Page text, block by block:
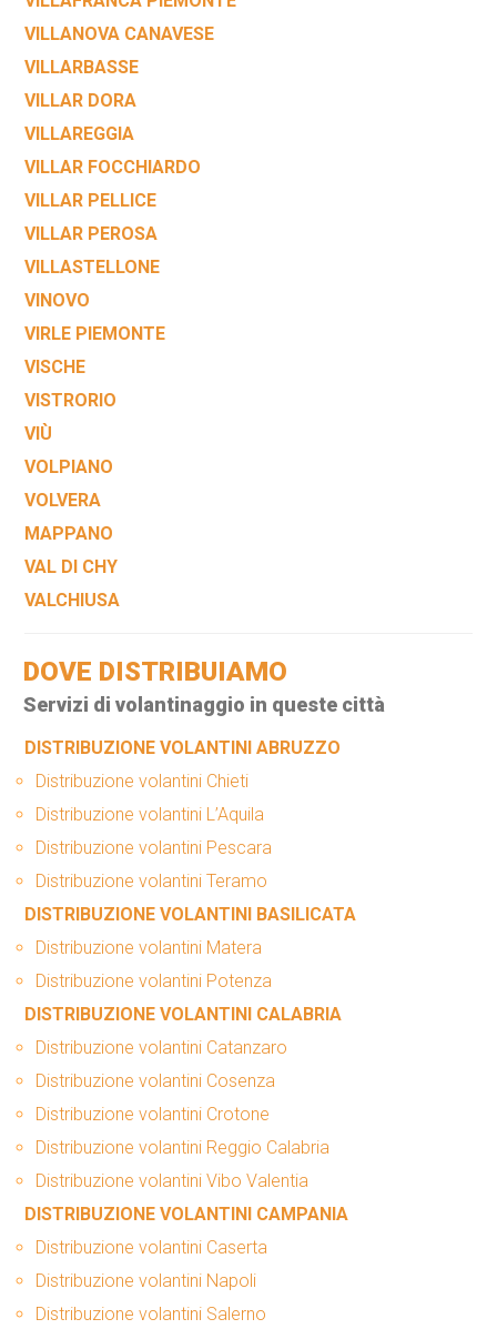
VILLANOVA CANAVESE
VILLARBASSE
VILLAR DORA
VILLAREGGIA
VILLAR FOCCHIARDO
VILLAR PELLICE
VILLAR PEROSA
VILLASTELLONE
VINOVO
VIRLE PIEMONTE
VISCHE
VISTRORIO
VIÙ
VOLPIANO
VOLVERA
MAPPANO
VAL DI CHY
VALCHIUSA
DOVE DISTRIBUIAMO
Servizi di volantinaggio in queste città
DISTRIBUZIONE VOLANTINI ABRUZZO
Distribuzione volantini Chieti
Distribuzione volantini L’Aquila
Distribuzione volantini Pescara
Distribuzione volantini Teramo
DISTRIBUZIONE VOLANTINI BASILICATA
Distribuzione volantini Matera
Distribuzione volantini Potenza
DISTRIBUZIONE VOLANTINI CALABRIA
Distribuzione volantini Catanzaro
Distribuzione volantini Cosenza
Distribuzione volantini Crotone
Distribuzione volantini Reggio Calabria
Distribuzione volantini Vibo Valentia
DISTRIBUZIONE VOLANTINI CAMPANIA
Distribuzione volantini Caserta
Distribuzione volantini Napoli
Distribuzione volantini Salerno